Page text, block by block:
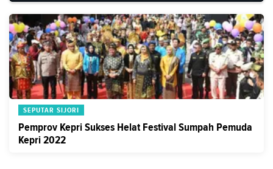
SEPUTAR SIJORI
Pemprov Kepri Sukses Helat Festival Sumpah Pemuda
Kepri 2022